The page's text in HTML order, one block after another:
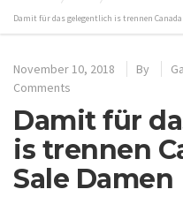
Damit für das gelegentlich is trennen Canada
November 10, 2018 By
Comments
Damit für
is trennen
Sale Damen